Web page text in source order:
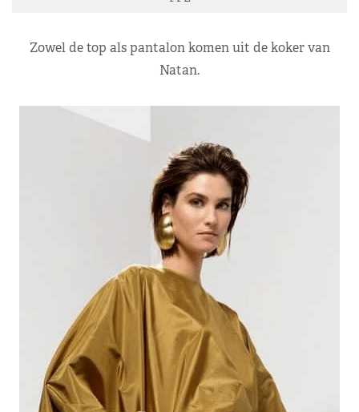
Zowel de top als pantalon komen uit de koker van
Natan.